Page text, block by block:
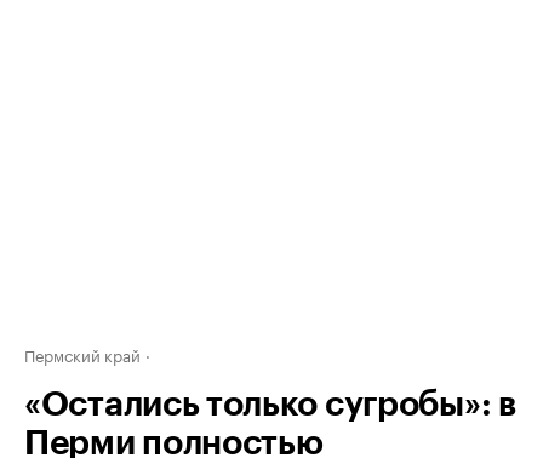
Пермский край
«Остались только сугробы»: в
Перми полностью